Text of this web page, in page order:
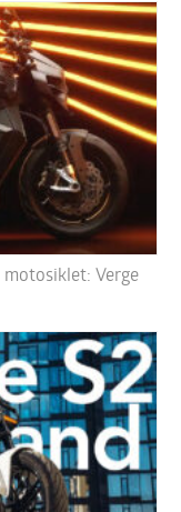
motosiklet: Verge